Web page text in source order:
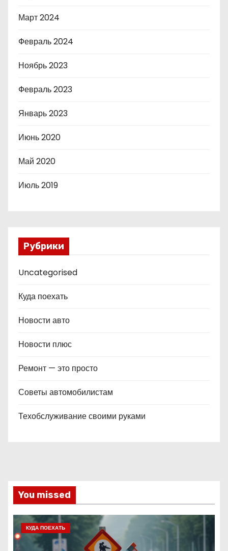
Март 2024
Февраль 2024
Ноябрь 2023
Февраль 2023
Январь 2023
Июнь 2020
Май 2020
Июль 2019
Рубрики
Uncategorised
Куда поехать
Новости авто
Новости плюс
Ремонт — это просто
Советы автомобилистам
Техобслуживание своими руками
You missed
КУДА ПОЕХАТЬ